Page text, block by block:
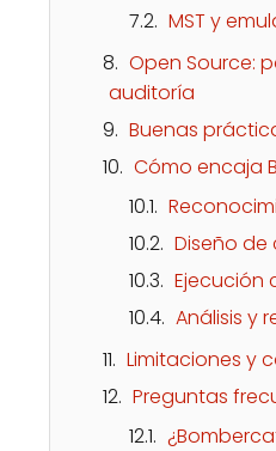
MST y
Open Source:
auditoría
Buenas
Cómo encaja
Diseño
Ejecución
Análisis y
Limitaciones y
Preguntas